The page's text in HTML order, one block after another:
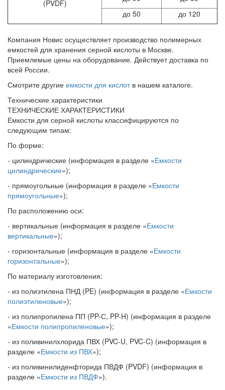
(PVDF)
до 50
до 120
Компания Новис осуществляет производство полимерных
емкостей для хранения серной кислоты в Москве.
Приемлемые цены на оборудование. Действует доставка по
всей России.
Смотрите другие емкости для кислотв нашем каталоге.
Технические характеристики
ТЕХНИЧЕСКИЕ ХАРАКТЕРИСТИКИ
Емкости для серной кислоты классифицируются по
следующим типам:
По форме:
- цилиндрические (информация в разделе «Емкости
цилиндрические»);
- прямоугольные (информация в разделе «Емкости
прямоугольные»);
По расположению оси:
- вертикальные (информация в разделе «Емкости
вертикальные»);
- горизонтальные (информация в разделе «Емкости
горизонтальные»);
По материалу изготовления:
- из полиэтилена ПНД (PE) (информация в разделе «Емкости
полиэтиленовые»);
- из полипропилена ПП (PP-С, PP-H) (информация в разделе
«Емкости полипропиленовые»);
- из поливинилхлорида ПВХ (PVC-U, PVC-C) (информация в
разделе «Емкости из ПВХ»);
- из поливинилиденфторида ПВДФ (PVDF) (информация в
разделе «Емкости из ПВДФ»).